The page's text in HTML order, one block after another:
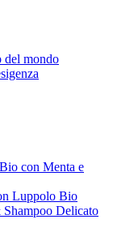
del mondo
con Menta e
Luppolo Bio
Delicato